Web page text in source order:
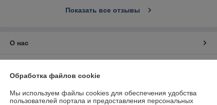
Показать все отзывы
О нас
Обработка файлов cookie
Мы используем файлы cookies для обеспечения удобства
пользователей портала и предоставления персональных